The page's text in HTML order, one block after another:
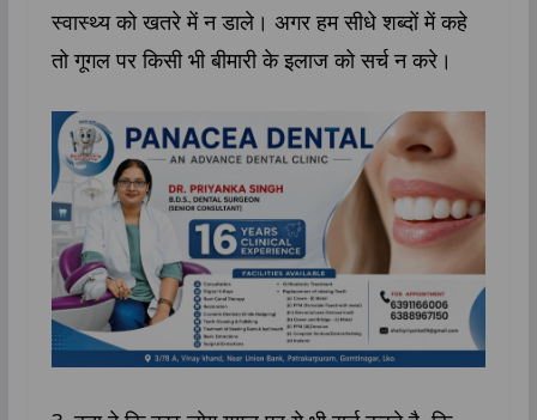
स्वास्थ्य को खतरे में न डाले। अगर हम सीधे शब्दों में कहे
तो गूगल पर किसी भी बीमारी के इलाज को सर्च न करे।